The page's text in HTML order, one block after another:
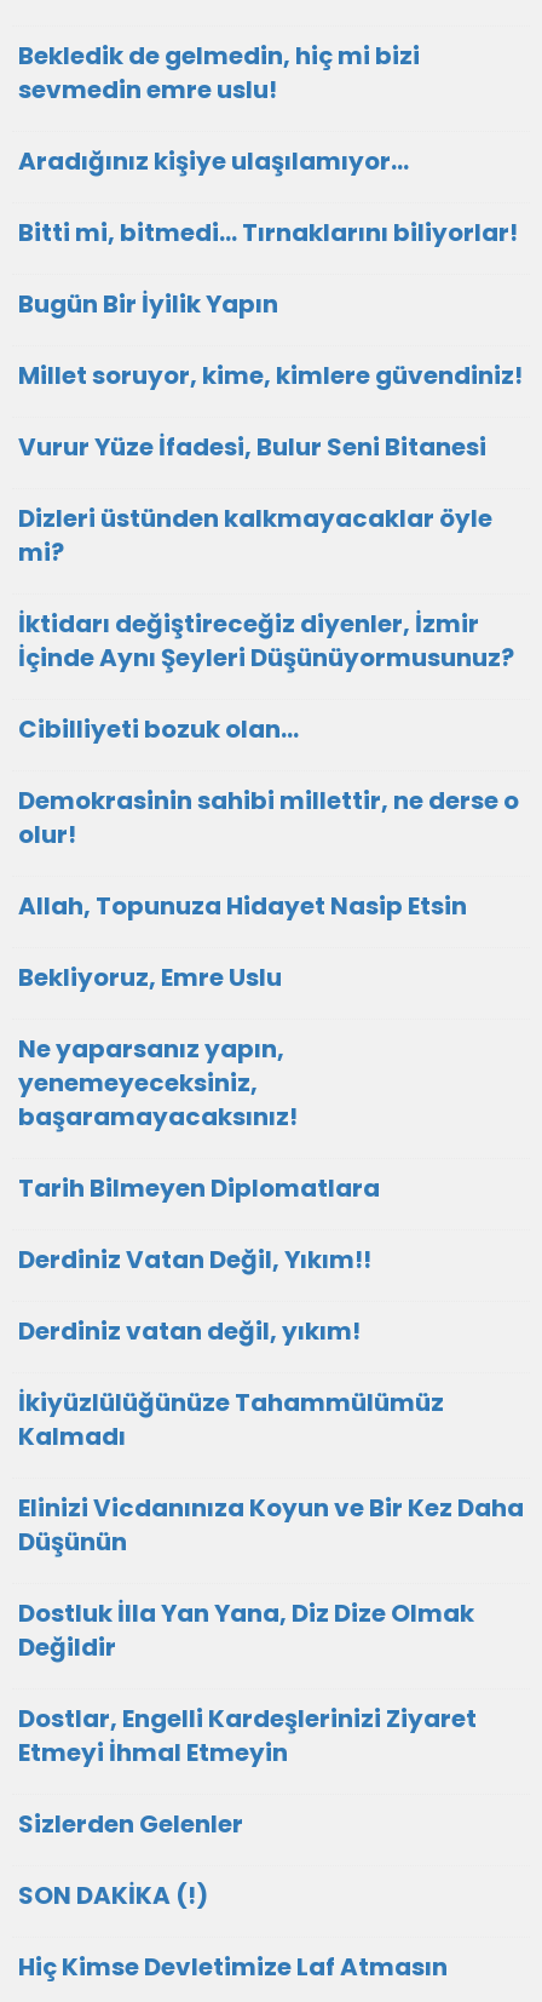
Bekledik de gelmedin, hiç mi bizi
sevmedin emre uslu!
Aradığınız kişiye ulaşılamıyor...
Bitti mi, bitmedi... Tırnaklarını biliyorlar!
Bugün Bir İyilik Yapın
Millet soruyor, kime, kimlere güvendiniz!
Vurur Yüze İfadesi, Bulur Seni Bitanesi
Dizleri üstünden kalkmayacaklar öyle
mi?
İktidarı değiştireceğiz diyenler, İzmir
İçinde Aynı Şeyleri Düşünüyormusunuz?
Cibilliyeti bozuk olan...
Demokrasinin sahibi millettir, ne derse o
olur!
Allah, Topunuza Hidayet Nasip Etsin
Bekliyoruz, Emre Uslu
Ne yaparsanız yapın,
yenemeyeceksiniz,
başaramayacaksınız!
Tarih Bilmeyen Diplomatlara
Derdiniz Vatan Değil, Yıkım!!
Derdiniz vatan değil, yıkım!
İkiyüzlülüğünüze Tahammülümüz
Kalmadı
Elinizi Vicdanınıza Koyun ve Bir Kez Daha
Düşünün
Dostluk İlla Yan Yana, Diz Dize Olmak
Değildir
Dostlar, Engelli Kardeşlerinizi Ziyaret
Etmeyi İhmal Etmeyin
Sizlerden Gelenler
SON DAKİKA (!)
Hiç Kimse Devletimize Laf Atmasın